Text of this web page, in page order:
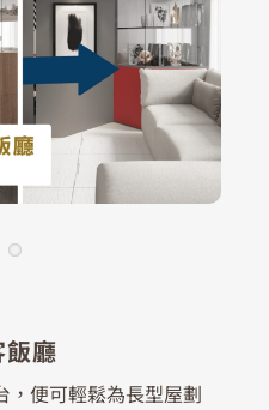
廳
，便可輕鬆為長型屋劃